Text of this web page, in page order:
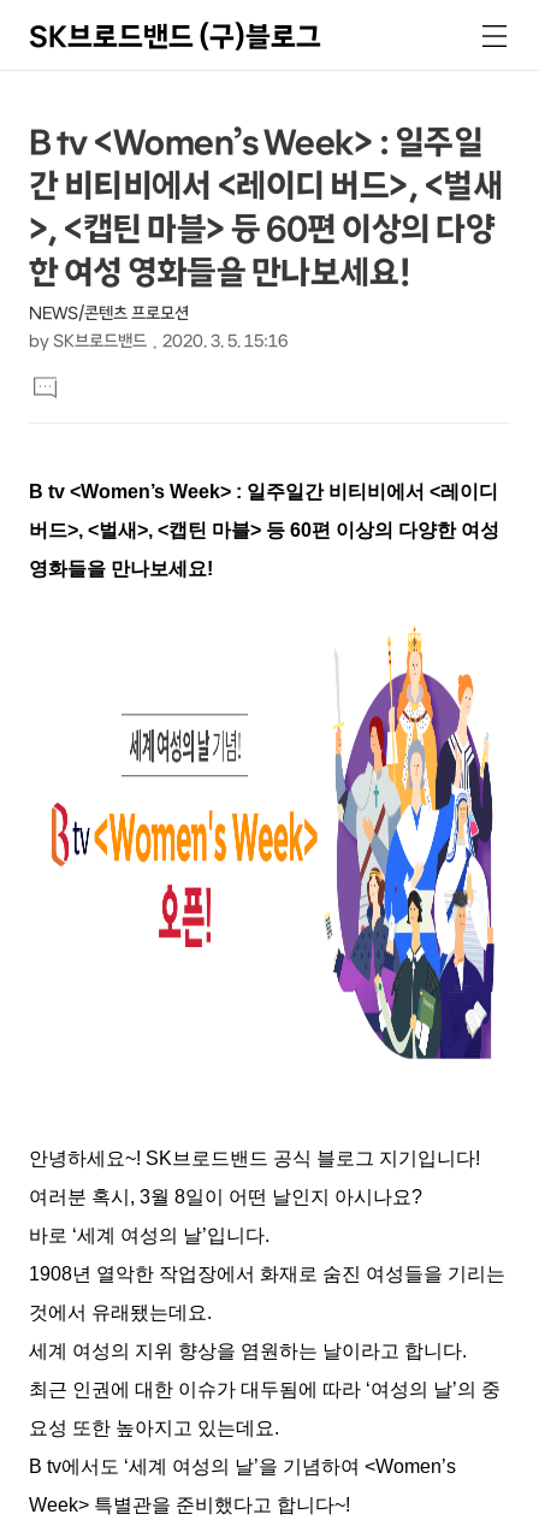
SK브로드밴드 (구)블로그
색
메
뉴
상
세
컨
텐
츠
본
문
제
목
B tv <Women’s Week> : 일주일
간 비티비에서 <레이디 버드>, <벌새
>, <캡틴 마블> 등 60편 이상의 다양
한 여성 영화들을 만나보세요!
NEWS/콘텐츠 프로모션
by SK브로드밴드 2020. 3. 5. 15:16
문
댓
글
B tv <Women’s Week> : 일주일간 비티비에서 <레이디
버드>, <벌새>, <캡틴 마블> 등 60편 이상의 다양한 여성
영화들을 만나보세요!
안녕하세요~! SK브로드밴드 공식 블로그 지기입니다!
여러분 혹시, 3월 8일이 어떤 날인지 아시나요?
바로 ‘세계 여성의 날’입니다.
1908년 열악한 작업장에서 화재로 숨진 여성들을 기리는
것에서 유래됐는데요.
세계 여성의 지위 향상을 염원하는 날이라고 합니다.
최근 인권에 대한 이슈가 대두됨에 따라 ‘여성의 날’의 중
요성 또한 높아지고 있는데요.
B tv에서도 ‘세계 여성의 날’을 기념하여 <Women’s
Week> 특별관을 준비했다고 합니다~!